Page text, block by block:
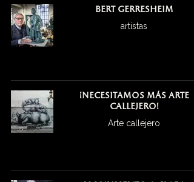
Bert Gerresheim
artistas
¡Necesitamos más arte
callejero!
Arte callejero